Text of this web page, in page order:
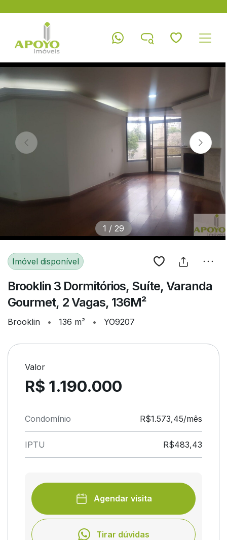
1 / 29
Imóvel disponível
Brooklin 3 Dormitórios, Suíte, Varanda
Gourmet, 2 Vagas, 136M²
Brooklin • 136 m² • YO9207
Valor
R$ 1.190.000
Condomínio R$1.573,45/mês
IPTU R$483,43
Agendar visita
Tirar dúvidas